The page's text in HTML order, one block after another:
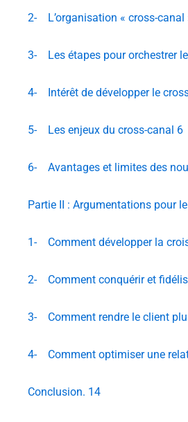
2- L’organisation « cross-
3- Les étapes pour orchestrer
4- Intérêt de développer le
5- Les enjeux du cross-canal 6
6- Avantages et limites des
Partie II : Argumentations pour
1- Comment développer la
2- Comment conquérir et
3- Comment rendre le client
4- Comment optimiser une
Conclusion. 14